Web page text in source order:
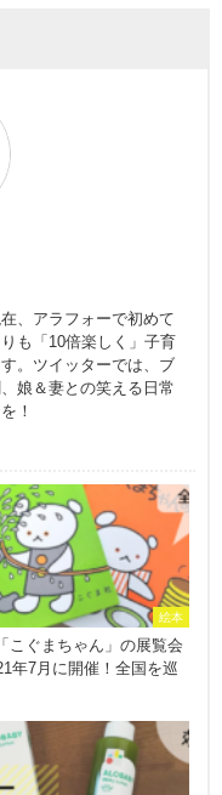
、アラフォーで初めて
も「10倍楽しく」子育
。ツイッターでは、ブ
娘＆妻との笑える日常
！
絵本
こぐまちゃん」の展覧会
年7月に開催！全国を巡